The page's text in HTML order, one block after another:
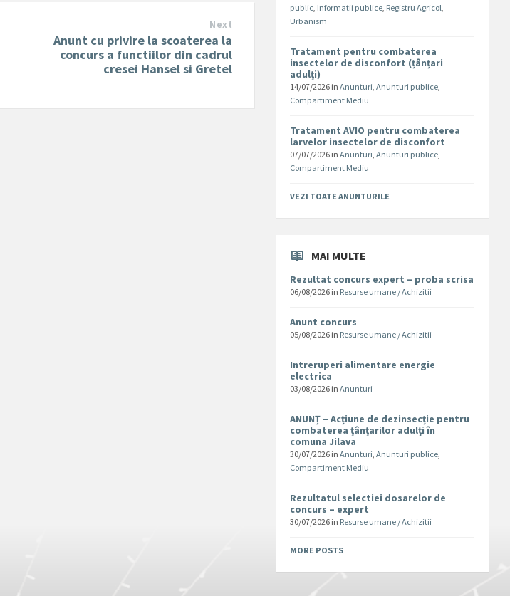
Next
Anunt cu privire la scoaterea la
concurs a functiilor din cadrul
cresei Hansel si Gretel
public, Informatii publice, Registru Agricol,
Urbanism
Tratament pentru combaterea
insectelor de disconfort (țânțari
adulți)
14/07/2026 inAnunturi,Anunturi publice,
Compartiment Mediu
Tratament AVIO pentru combaterea
larvelor insectelor de disconfort
07/07/2026 inAnunturi,Anunturi publice,
Compartiment Mediu
VEZI TOATE ANUNTURILE
MAI MULTE
Rezultat concurs expert – proba scrisa
06/08/2026 in Resurse umane / Achizitii
Anunt concurs
05/08/2026 in Resurse umane / Achizitii
Intreruperi alimentare energie
electrica
03/08/2026 inAnunturi
ANUNȚ – Acțiune de dezinsecție pentru
combaterea țânțarilor adulți în
comuna Jilava
30/07/2026 inAnunturi,Anunturi publice,
Compartiment Mediu
Rezultatul selectiei dosarelor de
concurs – expert
30/07/2026 in Resurse umane / Achizitii
MORE POSTS